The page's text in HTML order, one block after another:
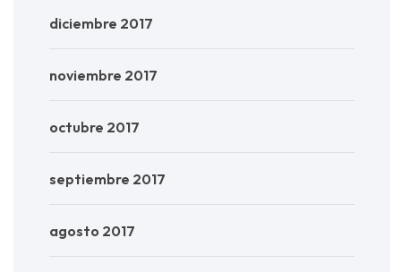
diciembre 2017
noviembre 2017
octubre 2017
septiembre 2017
agosto 2017